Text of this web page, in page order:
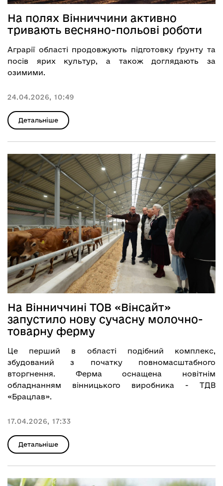
На полях Вінниччини активно
тривають весняно-польові роботи
Аграрії області продовжують підготовку ґрунту та
посів ярих культур, а також доглядають за
озимими.
24.04.2026, 10:49
Детальніше
На Вінниччині ТОВ «Вінсайт»
запустило нову сучасну молочно-
товарну ферму
Це перший в області подібний комплекс,
збудований з початку повномасштабного
вторгнення. Ферма оснащена новітнім
обладнанням вінницького виробника - ТДВ
«Брацлав».
17.04.2026, 17:33
Детальніше